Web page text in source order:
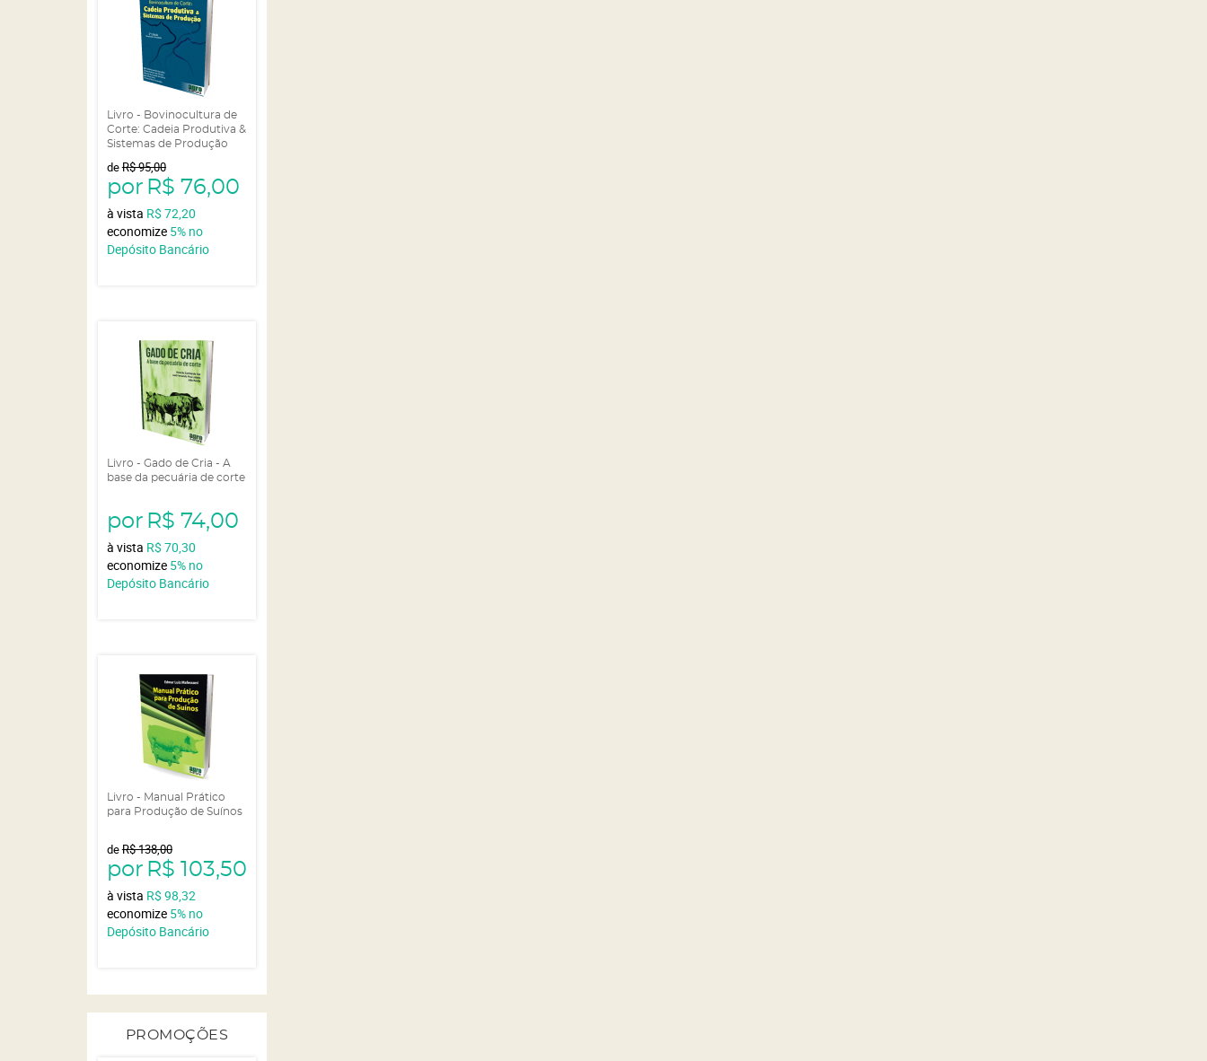
Livro - Bovinocultura de
Corte: Cadeia Produtiva &
Sistemas de Produção
deR$ 95,00
por R$ 76,00
à vista R$ 72,20
economize 5% no
Depósito Bancário
Livro - Gado de Cria - A
base da pecuária de corte
por R$ 74,00
à vista R$ 70,30
economize 5% no
Depósito Bancário
Livro - Manual Prático
para Produção de Suínos
deR$ 138,00
por R$ 103,50
à vista R$ 98,32
economize 5% no
Depósito Bancário
PROMOÇÕES